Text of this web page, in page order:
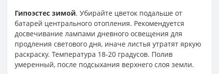
Гипоэстес зимой. Убирайте цветок подальше от
батарей центрального отопления. Рекомендуется
досвечивание лампами дневного освещения для
продления светового дня, иначе листья утратят яркую
раскраску. Температура 18-20 градусов. Полив
умеренный, после подсыхания верхнего слоя земли.